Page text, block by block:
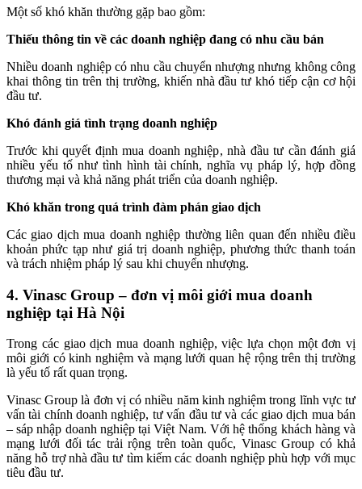
Một số khó khăn thường gặp bao gồm:
Thiếu thông tin về các doanh nghiệp đang có nhu cầu bán
Nhiều doanh nghiệp có nhu cầu chuyển nhượng nhưng không công
khai thông tin trên thị trường, khiến nhà đầu tư khó tiếp cận cơ hội
đầu tư.
Khó đánh giá tình trạng doanh nghiệp
Trước khi quyết định mua doanh nghiệp, nhà đầu tư cần đánh giá
nhiều yếu tố như tình hình tài chính, nghĩa vụ pháp lý, hợp đồng
thương mại và khả năng phát triển của doanh nghiệp.
Khó khăn trong quá trình đàm phán giao dịch
Các giao dịch mua doanh nghiệp thường liên quan đến nhiều điều
khoản phức tạp như giá trị doanh nghiệp, phương thức thanh toán
và trách nhiệm pháp lý sau khi chuyển nhượng.
4. Vinasc Group – đơn vị môi giới mua doanh
nghiệp tại Hà Nội
Trong các giao dịch mua doanh nghiệp, việc lựa chọn một đơn vị
môi giới có kinh nghiệm và mạng lưới quan hệ rộng trên thị trường
là yếu tố rất quan trọng.
Vinasc Group là đơn vị có nhiều năm kinh nghiệm trong lĩnh vực tư
vấn tài chính doanh nghiệp, tư vấn đầu tư và các giao dịch mua bán
– sáp nhập doanh nghiệp tại Việt Nam. Với hệ thống khách hàng và
mạng lưới đối tác trải rộng trên toàn quốc, Vinasc Group có khả
năng hỗ trợ nhà đầu tư tìm kiếm các doanh nghiệp phù hợp với mục
tiêu đầu tư.